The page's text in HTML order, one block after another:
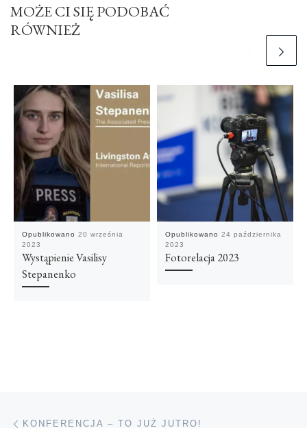
MOŻE CI SIĘ PODOBAĆ
RÓWNIEŻ
Opublikowano 20 września
2023
Wystąpienie Vasilisy
Stepanenko
Opublikowano 24 października
2023
Fotorelacja 2023
Przeglądanie Wpisów
KONFERENCJA – TO JUŻ JUTRO!